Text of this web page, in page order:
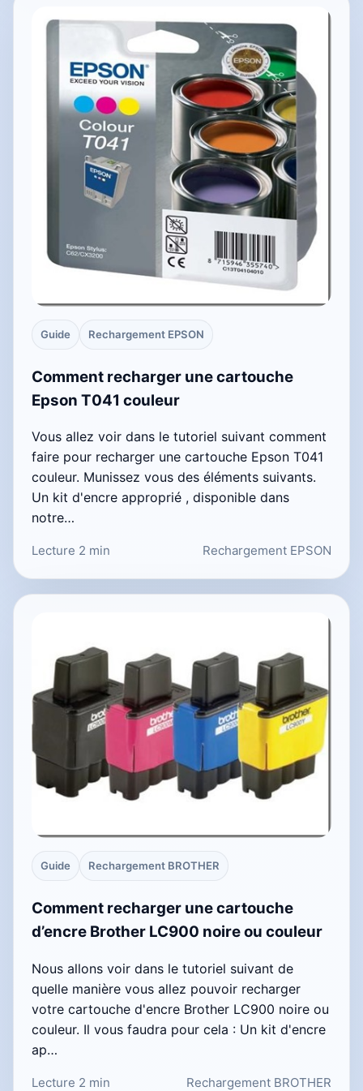
Guide Rechargement EPSON
Comment recharger une cartouche
Epson T041 couleur
Vous allez voir dans le tutoriel suivant comment
faire pour recharger une cartouche Epson T041
couleur. Munissez vous des éléments suivants.
Un kit d'encre approprié , disponible dans
notre…
Lecture 2 min Rechargement EPSON
Guide Rechargement BROTHER
Comment recharger une cartouche
d’encre Brother LC900 noire ou couleur
Nous allons voir dans le tutoriel suivant de
quelle manière vous allez pouvoir recharger
votre cartouche d'encre Brother LC900 noire ou
couleur. Il vous faudra pour cela : Un kit d'encre
ap…
Lecture 2 min Rechargement BROTHER